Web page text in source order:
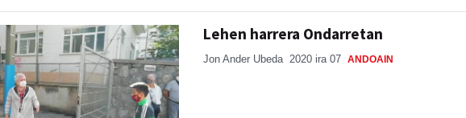
Lehen harrera Ondarretan
Jon Ander Ubeda 2020 ira 07 ANDOAIN